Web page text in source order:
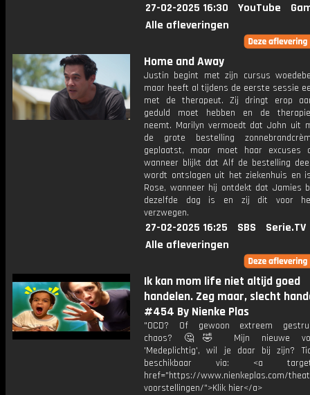
27-02-2025 16:30 YouTube
Alle afleveringen
Home and Away
Justin begint met zijn cursus
maar heeft al tijdens de eerste sessie
met de therapeut. Zij dringt erop
geduld moet hebben en de
neemt. Marilyn vermoedt dat John uit
de grote bestelling
geplaatst, maar moet haar excuses
wanneer blijkt dat Alf de bestelling
wordt ontslagen uit het ziekenhuis en
Rose, wanneer hij ontdekt dat Jamies
dezelfde dag is en zij dit voor
verzwegen.
27-02-2025 16:25 SBS
Serie.TV
Alle afleveringen
Ik kan mom life niet altijd goed
handelen. Zeg maar, slecht
#454 By Nienke Plas
"OCD? Of gewoon extreem
chaos? 🤔🤣 Mijn nieuwe
'Medeplichtig', wil je daar bij zijn?
beschikbaar via: <a
href="https://www.nienkeplas.com/
voorstellingen/">Klik hier</a>